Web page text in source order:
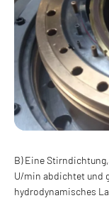
B) Eine
U/min abdichtet und
hydrodynamisches